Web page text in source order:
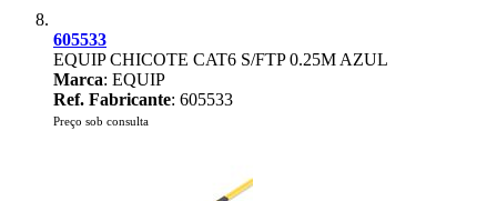
605533
EQUIP CHICOTE CAT6 S/FTP 0.25M AZUL
Marca: EQUIP
Ref. Fabricante: 605533
Preço sob consulta